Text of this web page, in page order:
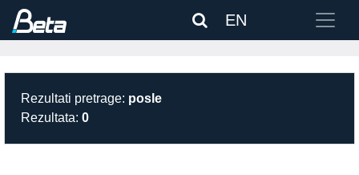
EN
Rezultati pretrage: posle
Rezultata: 0